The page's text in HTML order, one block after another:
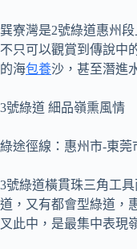
巽寮灣是2號綠道惠州
不只可以觀賞到傳說中
的海包養沙，甚至潛進
3號綠道 細品嶺熏風情
綠途徑線：惠州市-東
3號綠道橫貫珠三角工
道，又有都會型綠道，
叉此中，是最集中表現